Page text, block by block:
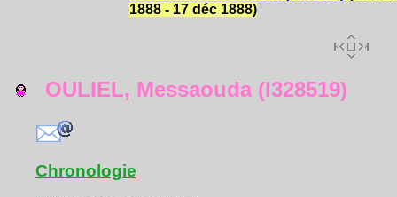
1888 - 17 déc 1888)
OULIEL, Messaouda (I328519)
Chronologie